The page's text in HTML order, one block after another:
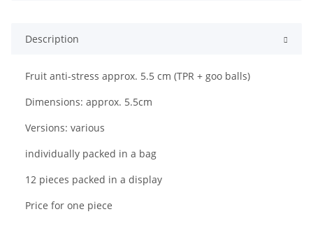
Description
Fruit anti-stress approx. 5.5 cm (TPR + goo balls)
Dimensions: approx. 5.5cm
Versions: various
individually packed in a bag
12 pieces packed in a display
Price for one piece